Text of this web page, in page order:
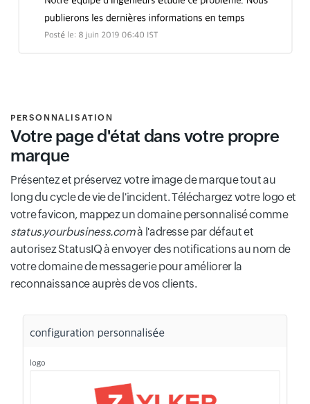
PERSONNALISATION
Votre page d'état dans votre propre
marque
Présentez et préservez votre image de marque tout au
long du cycle de vie de l'incident. Téléchargez votre logo et
votre favicon, mappez un domaine personnalisé comme
status.yourbusiness.comà l'adresse par défaut et
autorisez StatusIQ à envoyer des notifications au nom de
votre domaine de messagerie pour améliorer la
reconnaissance auprès de vos clients.